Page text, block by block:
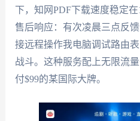
下，知网PDF下载速度稳定
售后响应：有次凌晨三点反
接远程操作我电脑调试路由
战斗。这种服务配上无限流
付$99的某国际大牌。